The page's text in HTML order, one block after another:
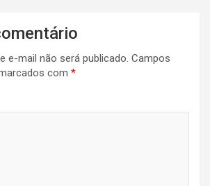
e-mail não será publicado. Campos
com *